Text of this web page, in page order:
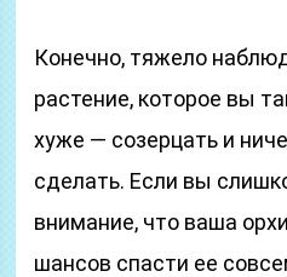
Конечно, тяжело
растение, которое вы
хуже — созерцать и
сделать. Если вы
внимание, что ваша
шансов спасти ее